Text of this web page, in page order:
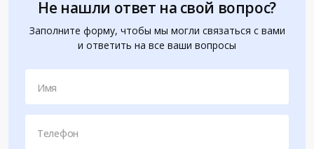
Не нашли ответ на свой вопрос?
Заполните форму, чтобы мы могли связаться с вами
и ответить на все ваши вопросы
Имя
Телефон